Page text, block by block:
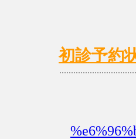
初診予約